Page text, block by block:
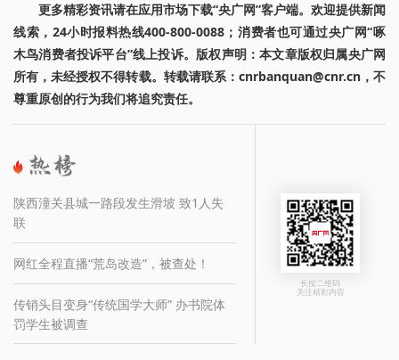
更多精彩资讯请在应用市场下载“央广网”客户端。欢迎提供新闻
线索，24小时报料热线400-800-0088；消费者也可通过央广网“啄
木鸟消费者投诉平台”线上投诉。版权声明：本文章版权归属央广网
所有，未经授权不得转载。转载请联系：cnrbanquan@cnr.cn，不
尊重原创的行为我们将追究责任。
陕西潼关县城一路段发生滑坡 致1人失
联
网红全程直播“荒岛改造”，被查处！
传销头目变身“传统国学大师” 办书院体
罚学生被调查
长按二维码
关注精彩内容